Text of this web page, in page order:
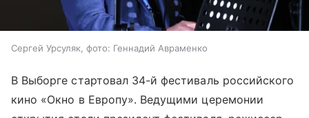
Сергей Урсуляк, фото: Геннадий Авраменко
В Выборге стартовал 34-й фестиваль российского
кино «Окно в Европу». Ведущими церемонии